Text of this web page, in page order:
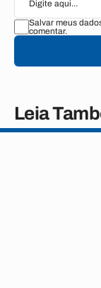
Salvar meus
comentar.
Leia